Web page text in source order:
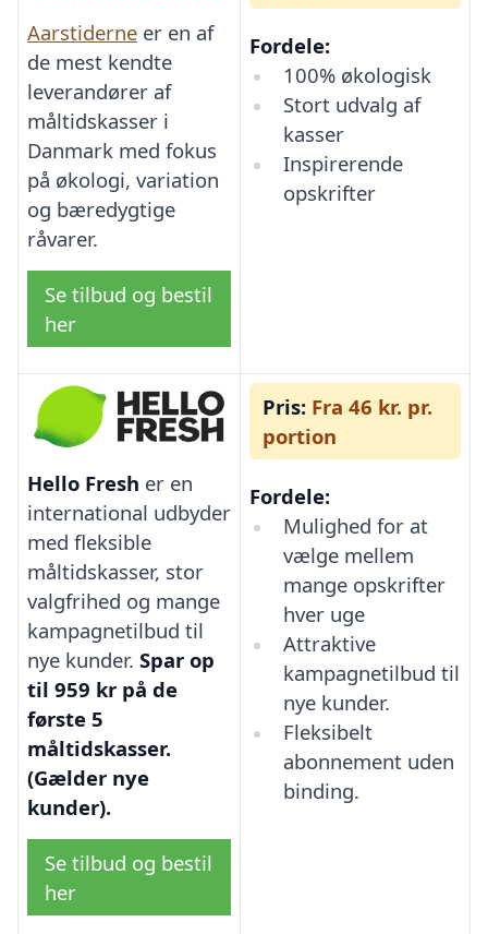
Aarstiderne er en af
de mest kendte
leverandører af
måltidskasser i
Danmark med fokus
på økologi, variation
og bæredygtige
råvarer.
Se tilbud og bestil
her
Fordele:
100% økologisk
Stort udvalg af
kasser
Inspirerende
opskrifter
Hello Fresh er en
international udbyder
med fleksible
måltidskasser, stor
valgfrihed og mange
kampagnetilbud til
nye kunder. Spar op
til 959 kr på de
første 5
måltidskasser.
(Gælder nye
kunder).
Se tilbud og bestil
her
Pris: Fra 46 kr. pr.
portion
Fordele:
Mulighed for at
vælge mellem
mange opskrifter
hver uge
Attraktive
kampagnetilbud til
nye kunder.
Fleksibelt
abonnement uden
binding.